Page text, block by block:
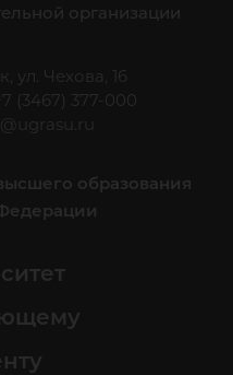
организации
ул. Чехова, 16
(3467) 377-000
образования